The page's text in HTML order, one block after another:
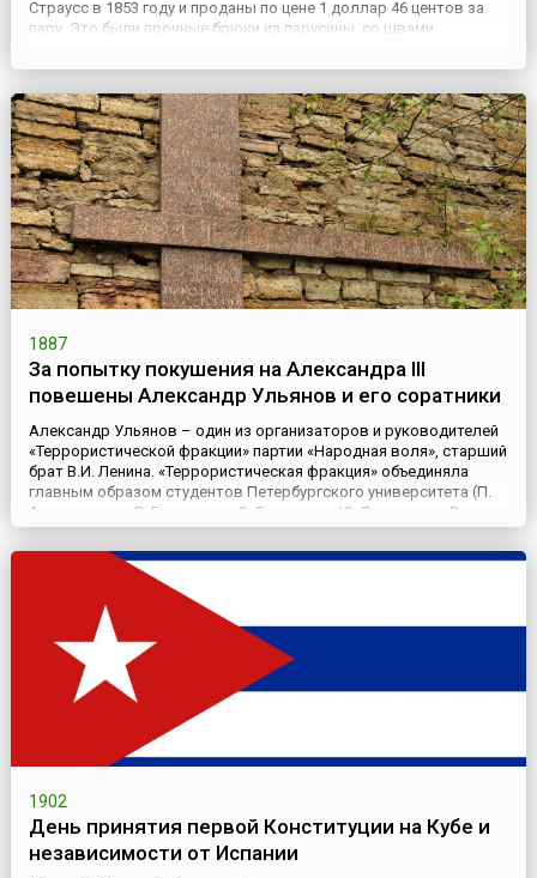
Страусс в 1853 году и проданы по цене 1 доллар 46 центов за
пару. Это были прочные брюки из парусины, со швами,
Брюки пользовались популярностью у калифорнийских
золотоискателе...
1887
За попытку покушения на Александра III
повешены Александр Ульянов и его соратники
Александр Ульянов – один из организаторов и руководителей
«Террористической фракции» партии «Народная воля», старший
брат В.И. Ленина. «Террористическая фракция» объединяла
главным образом студентов Петербургского университета (П.
Андреюшкин, В. Генералов, О. Говорухин, Ю. Лукашевич, В.
Осипанов, Н. Рудевич и др.) и была независима от других
народовольческих групп, поддерживала связи с кружкам...
1902
День принятия первой Конституции на Кубе и
независимости от Испании